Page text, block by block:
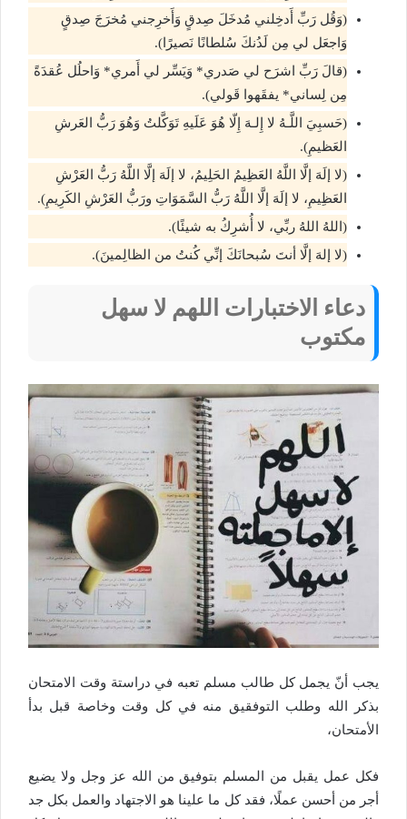
(وَقُل رَبِّ أَدخِلني مُدخَلَ صِدقٍ وَأَخرِجني مُخرَجَ صِدقٍ
وَاجعَل لي مِن لَدُنكَ سُلطانًا نَصيرًا).
(قالَ رَبِّ اشرَح لي صَدري* وَيَسِّر لي أَمري* وَاحلُل عُقدَةً
مِن لِساني* يفقَهوا قَولي).
(حَسبِيَ اللَّـهُ لا إِلـهَ إِلّا هُوَ عَلَيهِ تَوَكَّلتُ وَهُوَ رَبُّ العَرشِ
العَظيمِ).
(لا إلَهَ إلَّا اللَّهُ العَظِيمُ الحَلِيمُ، لا إلَهَ إلَّا اللَّهُ رَبُّ العَرْشِ
العَظِيمِ، لا إلَهَ إلَّا اللَّهُ رَبُّ السَّمَوَاتِ ورَبُّ العَرْشِ الكَرِيمِ).
(اللهُ اللهُ ربِّي، لا أُشرِكُ به شيئًا).
(لا إلهَ إلَّا أنتَ سُبحانَكَ إنِّي كُنتُ من الظالِمينَ).
دعاء الاختبارات اللهم لا سهل
مكتوب
يجب أنّ يجمل كل طالب مسلم تعبه في دراستة وقت الامتحان
بذكر الله وطلب التوفقيق منه في كل وقت وخاصة قبل بدأ
الأمتحان،
فكل عمل يقبل من المسلم بتوفيق من الله عز وجل ولا يضيع
أجر من أحسن عملًا، فقد كل ما علينا هو الاجتهاد والعمل بكل جد